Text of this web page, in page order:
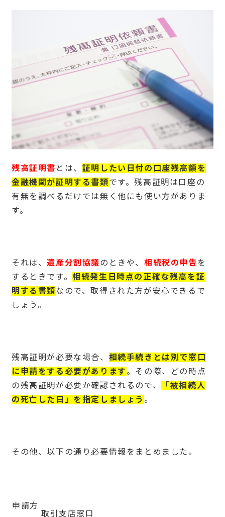
残高証明書 とは、 証明したい日付の口座残高額を
金融機関が証明する書類です。残高証明は口座の
有無を調べるだけでは無く他にも使い方がありま
す。
それは、遺産分割協議のときや、相続税の申告を
するときです。相続発生日時点の正確な残高を証
明する書類なので、取得された方が安心できるで
しょう。
残高証明が必要な場合、 相続手続きとは別で窓口
に申請をする必要があります 。その際、どの時点
の残高証明が必要か確認されるので、
「被相続人
の死亡した日」 を指定しましょう 。
その他、以下の通り必要情報をまとめました。
申請方
取引支店窓口